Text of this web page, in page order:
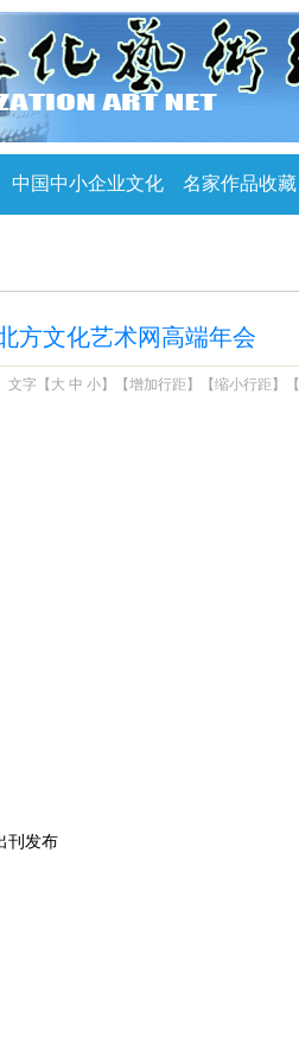
中国中小企业文化 名家作品收藏
方文化艺术网高端年会
文字【 大 中 小】【增加行距 】【缩小行距 】【
刊发布